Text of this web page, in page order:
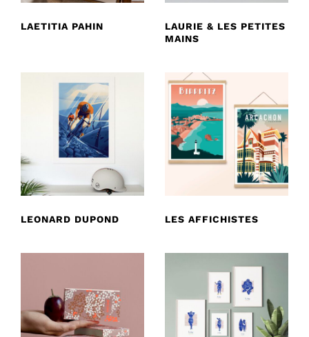
LAETITIA PAHIN
LAURIE & LES PETITES
MAINS
LEONARD DUPOND LES AFFICHISTES